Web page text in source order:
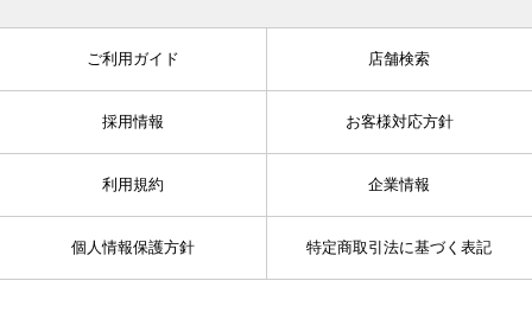
ご利用ガイド 店舗検索
採用情報 お客様対応方針
利用規約 企業情報
個人情報保護方針 特定商取引法に基づく表記